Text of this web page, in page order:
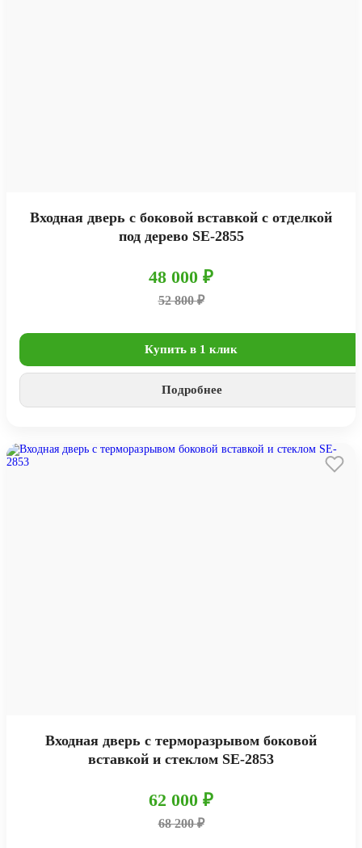
Входная дверь с боковой вставкой с отделкой
под дерево SE-2855
48 000 ₽
52 800 ₽
Купить в 1 клик
Подробнее
Входная дверь с терморазрывом боковой
вставкой и стеклом SE-2853
62 000 ₽
68 200 ₽